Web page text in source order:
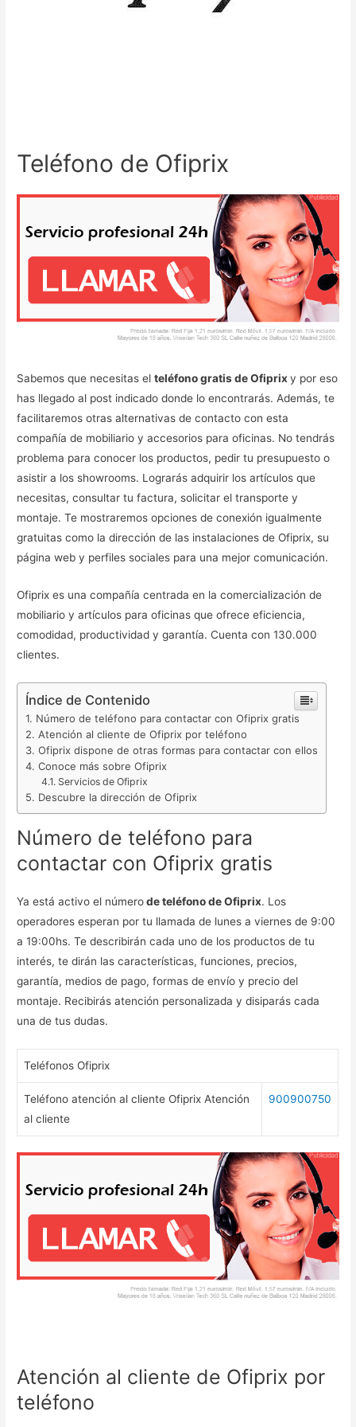
Teléfono de Ofiprix
Sabemos que necesitas elteléfono gratis de Ofiprixy por eso
has llegado al post indicado donde lo encontrarás. Además, te
facilitaremos otras alternativas de contacto con esta
compañía de mobiliario y accesorios para oficinas. No tendrás
problema para conocer los productos, pedir tu presupuesto o
asistir a los showrooms. Lograrás adquirir los artículos que
necesitas, consultar tu factura, solicitar el transporte y
montaje. Te mostraremos opciones de conexión igualmente
gratuitas como la dirección de las instalaciones de Ofiprix, su
página web y perfiles sociales para una mejor comunicación.
Ofiprix es una compañía centrada en la comercialización de
mobiliario y artículos para oficinas que ofrece eficiencia,
comodidad, productividad y garantía. Cuenta con 130.000
clientes.
Índice de Contenido
Número de teléfono para contactar con Ofiprix gratis
Atención al cliente de Ofiprix por teléfono
Ofiprix dispone de otras formas para contactar con ellos
Conoce más sobre Ofiprix
Servicios de Ofiprix
Descubre la dirección de Ofiprix
Número de teléfono para
contactar con Ofiprix gratis
Ya está activo el númerode teléfono de Ofiprix. Los
operadores esperan por tu llamada de lunes a viernes de 9:00
a 19:00hs. Te describirán cada uno de los productos de tu
interés, te dirán las características, funciones, precios,
garantía, medios de pago, formas de envío y precio del
montaje. Recibirás atención personalizada y disiparás cada
una de tus dudas.
Teléfonos Ofiprix
Teléfono atención al cliente Ofiprix Atención
al cliente
900900750
Atención al cliente de Ofiprix por
teléfono